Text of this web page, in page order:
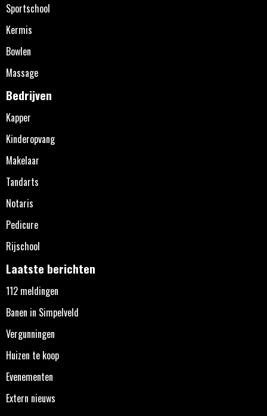
Sportschool
Kermis
Bowlen
Massage
Bedrijven
Kapper
Kinderopvang
Makelaar
Tandarts
Notaris
Pedicure
Rijschool
Laatste berichten
112 meldingen
Banen in Simpelveld
Vergunningen
Huizen te koop
Evenementen
Extern nieuws